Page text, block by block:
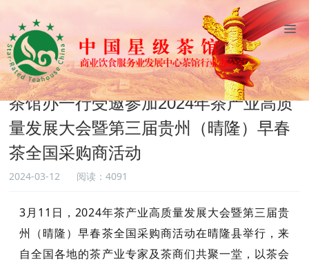
网站首页 委员会动态 茶馆办动态
茶馆办一行受邀参加2024年茶产业高质
量发展大会暨第三届贵州（晴隆）早春
茶全国采购商活动
2024-03-12 阅读：4091
3月11日，2024年茶产业高质量发展大会暨第三届贵
州（晴隆）早春茶全国采购商活动在晴隆县举行，来
自全国各地的茶产业专家及茶商们共聚一堂，以茶会